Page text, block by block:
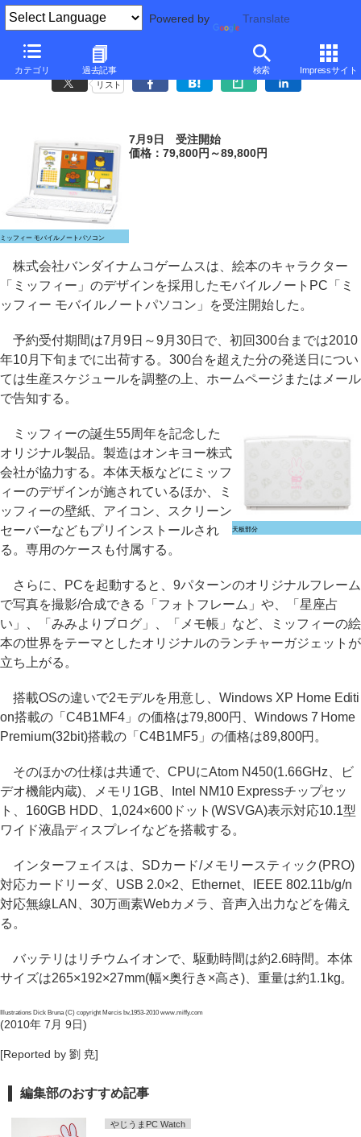
Powered by Translate
カテゴリ 過去記事 検索 Impressサイト
バンダイ、「ミッフィー」誕生55周年記念のモバイルノート
リスト
ミッフィー モバイルノートパソコン
7月9日 受注開始
価格：79,800円～89,800円
株式会社バンダイナムコゲームスは、絵本のキャラクター
「ミッフィー」のデザインを採用したモバイルノートPC「ミ
ッフィー モバイルノートパソコン」を受注開始した。
予約受付期間は7月9日～9月30日で、初回300台までは2010
年10月下旬までに出荷する。300台を超えた分の発送日につい
ては生産スケジュールを調整の上、ホームページまたはメール
で告知する。
天板部分
ミッフィーの誕生55周年を記念した
オリジナル製品。製造はオンキヨー株式
会社が協力する。本体天板などにミッフ
ィーのデザインが施されているほか、ミ
ッフィーの壁紙、アイコン、スクリーン
セーバーなどもプリインストールされ
る。専用のケースも付属する。
さらに、PCを起動すると、9パターンのオリジナルフレーム
で写真を撮影/合成できる「フォトフレーム」や、「星座占
い」、「みみよりブログ」、「メモ帳」など、ミッフィーの絵
本の世界をテーマとしたオリジナルのランチャーガジェットが
立ち上がる。
搭載OSの違いで2モデルを用意し、Windows XP Home Editi
on搭載の「C4B1MF4」の価格は79,800円、Windows 7 Home
Premium(32bit)搭載の「C4B1MF5」の価格は89,800円。
そのほかの仕様は共通で、CPUにAtom N450(1.66GHz、ビ
デオ機能内蔵)、メモリ1GB、Intel NM10 Expressチップセッ
ト、160GB HDD、1,024×600ドット(WSVGA)表示対応10.1型
ワイド液晶ディスプレイなどを搭載する。
インターフェイスは、SDカード/メモリースティック(PRO)
対応カードリーダ、USB 2.0×2、Ethernet、IEEE 802.11b/g/n
対応無線LAN、30万画素Webカメラ、音声入出力などを備え
る。
バッテリはリチウムイオンで、駆動時間は約2.6時間。本体
サイズは265×192×27mm(幅×奥行き×高さ)、重量は約1.1kg。
Illustrations Dick Bruna (C) copyright Mercis bv,1953-2010 www.miffy.com
(2010年 7月 9日)
[Reported by 劉 尭]
編集部のおすすめ記事
やじうまPC Watch